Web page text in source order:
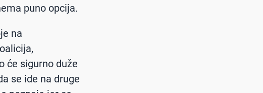
puno opcija.
na
će sigurno duže
se ide na druge